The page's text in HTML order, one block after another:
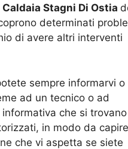
Stagni Di Ostia
determinati
di avere altri interventi
sempre informarvi o
ad un tecnico o ad
informativa che si
in modo da
che vi aspetta se siete